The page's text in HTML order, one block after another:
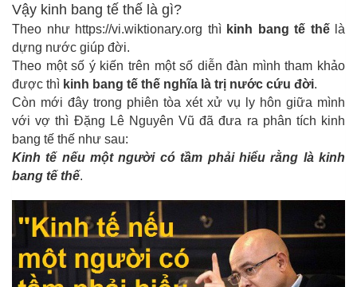
Vậy kinh bang tế thế là gì?
Theo như https://vi.wiktionary.org thì kinh bang tế thếlà
dựng nước giúp đời.
Theo một số ý kiến trên một số diễn đàn mình tham khảo
được thì kinh bang tế thế nghĩa là trị nước cứu đời.
Còn mới đây trong phiên tòa xét xử vụ ly hôn giữa mình
với vợ thì Đặng Lê Nguyên Vũ đã đưa ra phân tích kinh
bang tế thế như sau:
Kinh tế nếu một người có tầm phải hiểu rằng là kinh
bang tế thế.